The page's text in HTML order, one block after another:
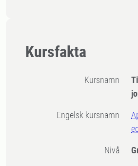
Kursfakta
Kursnamn
Engelsk kursnamn
Nivå